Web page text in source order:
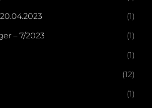
(1)
– 7/2023 (1)
(1)
(12)
(1)